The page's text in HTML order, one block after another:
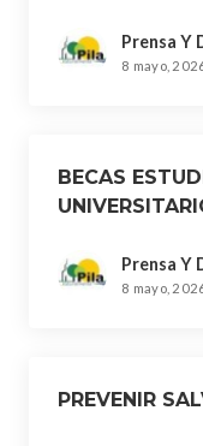
Prensa Y
8 mayo,
BECAS
Prensa Y
8 mayo,
PREVENIR